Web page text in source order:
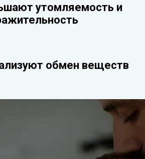
утомляемость и
обмен веществ